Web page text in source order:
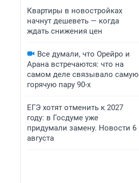
Квартиры в новостройках
начнут дешеветь — когда
ждать снижения цен
Все думали, что Орейро и
Арана встречаются: что на
самом деле связывало самую
горячую пару 90-х
ЕГЭ хотят отменить к 2027
году: в Госдуме уже
придумали замену. Новости 6
августа